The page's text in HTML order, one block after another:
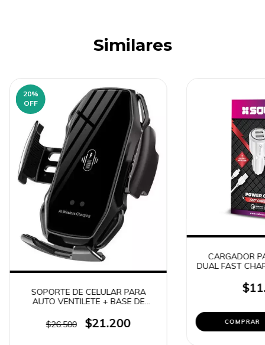
Similares
20%
OFF
SOPORTE DE CELULAR PARA
AUTO VENTILETE + BASE DE
$26.500
$21.200
CARGADOR
DUAL FAST
COMPRAR